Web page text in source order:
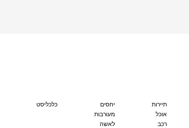
תיירות
אוכל
רכב
יחסים
מעורבות
לאשה
כלכליסט